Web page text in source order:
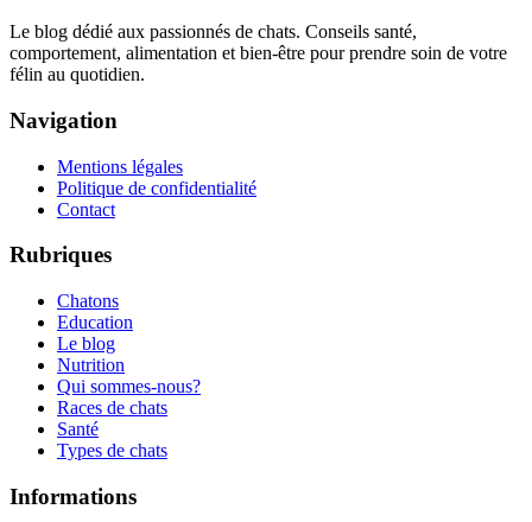
Le blog dédié aux passionnés de chats. Conseils santé,
comportement, alimentation et bien-être pour prendre soin de votre
félin au quotidien.
Navigation
Mentions légales
Politique de confidentialité
Contact
Rubriques
Chatons
Education
Le blog
Nutrition
Qui sommes-nous?
Races de chats
Santé
Types de chats
Informations